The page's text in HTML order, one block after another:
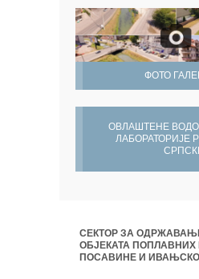
ФОТО
ОВЛАШТЕНЕ
ЛАБОРАТОРИЈЕ
СЕКТОР ЗА
ОБЈЕКАТА ПОПЛАВНИХ
ПОСАВИНЕ И